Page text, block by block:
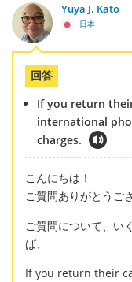
Yuya J. Kato
日本
回答
If you return
international
charges.
こんにちは！
ご質問ありがとうご
ご質問について、い
ば、
If you return their